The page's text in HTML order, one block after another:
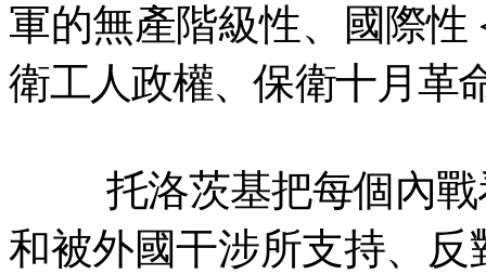
軍的無產階級性、國際
衛工人政權、保衛十月革
托洛茨基把每個內
和被外國干涉所支持、